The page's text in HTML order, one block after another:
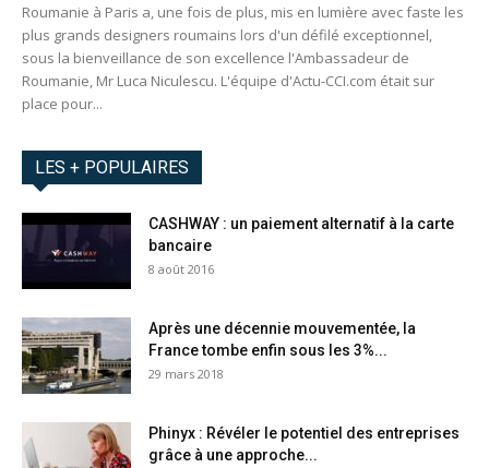
Roumanie à Paris a, une fois de plus, mis en lumière avec faste les
plus grands designers roumains lors d'un défilé exceptionnel,
sous la bienveillance de son excellence l'Ambassadeur de
Roumanie, Mr Luca Niculescu. L'équipe d'Actu-CCI.com était sur
place pour...
LES + POPULAIRES
CASHWAY : un paiement alternatif à la carte
bancaire
8 août 2016
Après une décennie mouvementée, la
France tombe enfin sous les 3%...
29 mars 2018
Phinyx : Révéler le potentiel des entreprises
grâce à une approche...